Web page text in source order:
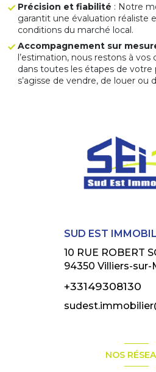
Précision et fiabilité : Notre
garantit une évaluation réaliste
conditions du marché local.
Accompagnement sur
l’estimation, nous restons à
dans toutes les étapes de votre
s’agisse de vendre, de louer ou
SUD EST
10 RUE ROBERT
94350 Villiers-sur-
+33149308130
NOS